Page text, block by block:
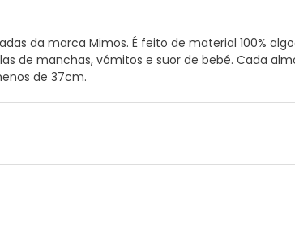
da marca Mimos. É feito de material 100%
de manchas, vómitos e suor de bebé. Cada
de 37cm.